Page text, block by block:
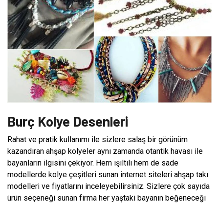
Burç Kolye Desenleri
Rahat ve pratik kullanımı ile sizlere salaş bir görünüm
kazandıran ahşap kolyeler aynı zamanda otantik havası ile
bayanların ilgisini çekiyor. Hem ışıltılı hem de sade
modellerde kolye çeşitleri sunan internet siteleri ahşap takı
modelleri ve fiyatlarını inceleyebilirsiniz. Sizlere çok sayıda
ürün seçeneği sunan firma her yaştaki bayanın beğeneceği